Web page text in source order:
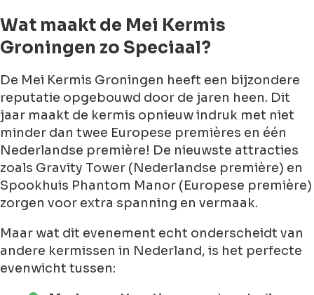
Wat maakt de Mei Kermis
Groningen zo Speciaal?
De Mei Kermis Groningen heeft een bijzondere
reputatie opgebouwd door de jaren heen. Dit
jaar maakt de kermis opnieuw indruk met niet
minder dan twee Europese premières en één
Nederlandse première! De nieuwste attracties
zoals Gravity Tower (Nederlandse première) en
Spookhuis Phantom Manor (Europese première)
zorgen voor extra spanning en vermaak.
Maar wat dit evenement echt onderscheidt van
andere kermissen in Nederland, is het perfecte
evenwicht tussen: